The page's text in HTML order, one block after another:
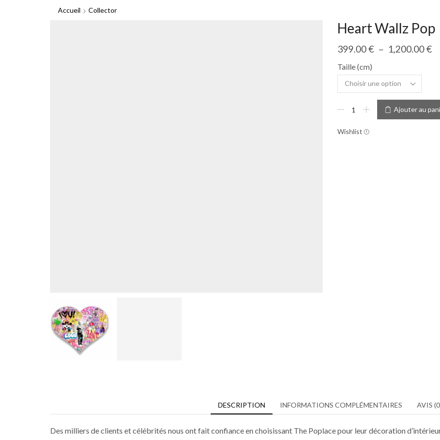
Accueil Collector
Heart Wallz Pop
399.00€ – 1,200.00€
Taille (cm)
Ajouter au
Wishlist
DESCRIPTION INFORMATIONS COMPLÉMENTAIRES AVIS
Des milliers de clients et célébrités nous ont fait confiance en choisissant The Poplace pour leur décoration